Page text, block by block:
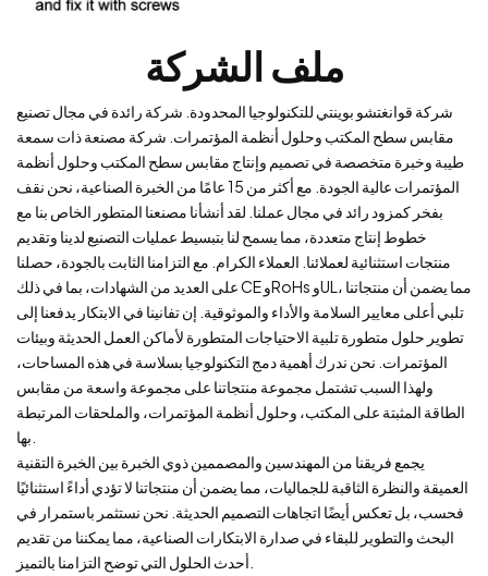
ملف الشركة
شركة قوانغتشو بوينتي للتكنولوجيا المحدودة. شركة رائدة في مجال تصنيع
مقابس سطح المكتب وحلول أنظمة المؤتمرات. شركة مصنعة ذات سمعة
طيبة وخبرة متخصصة في تصميم وإنتاج مقابس سطح المكتب وحلول أنظمة
المؤتمرات عالية الجودة. مع أكثر من 15 عامًا من الخبرة الصناعية، نحن نقف
بفخر كمزود رائد في مجال عملنا. لقد أنشأنا مصنعنا المتطور الخاص بنا مع
خطوط إنتاج متعددة، مما يسمح لنا بتبسيط عمليات التصنيع لدينا وتقديم
منتجات استثنائية لعملائنا. العملاء الكرام. مع التزامنا الثابت بالجودة، حصلنا
على العديد من الشهادات، بما في ذلك CE وRoHs وUL، مما يضمن أن منتجاتنا
تلبي أعلى معايير السلامة والأداء والموثوقية. إن تفانينا في الابتكار يدفعنا إلى
تطوير حلول متطورة تلبية الاحتياجات المتطورة لأماكن العمل الحديثة وبيئات
المؤتمرات. نحن ندرك أهمية دمج التكنولوجيا بسلاسة في هذه المساحات،
ولهذا السبب تشتمل مجموعة منتجاتنا على مجموعة واسعة من مقابس
الطاقة المثبتة على المكتب، وحلول أنظمة المؤتمرات، والملحقات المرتبطة
يجمع فريقنا من المهندسين والمصممين ذوي الخبرة بين الخبرة التقنية
العميقة والنظرة الثاقبة للجماليات، مما يضمن أن منتجاتنا لا تؤدي أداءً استثنائيًا
فحسب، بل تعكس أيضًا اتجاهات التصميم الحديثة. نحن نستثمر باستمرار في
البحث والتطوير للبقاء في صدارة الابتكارات الصناعية، مما يمكننا من تقديم